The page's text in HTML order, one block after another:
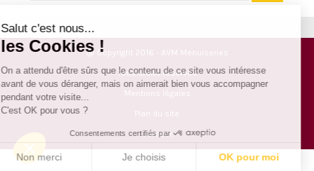
@ Copyright 2016 - AVM Menuiseries
Tous droits réservés
Mentions légales
Plan du site
Contact
Salut c'est nous...
les Cookies !
On a attendu d'être sûrs que le contenu de ce site vous intéresse
avant de vous déranger, mais on aimerait bien vous accompagner
pendant votre visite...
C'est OK pour vous ?
Consentements certifiés par
Non merci Je choisis OK pour moi